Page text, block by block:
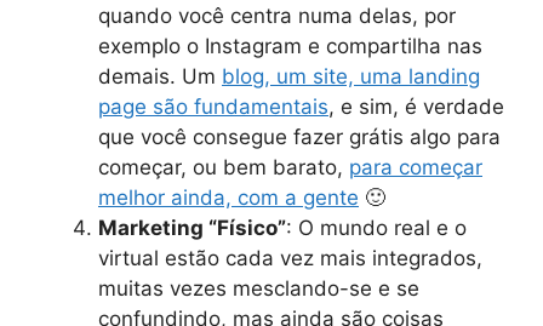
quando você centra numa delas, por
exemplo o Instagram e compartilha nas
demais. Um blog, um site, uma landing
page são fundamentais, e sim, é verdade
que você consegue fazer grátis algo para
começar, ou bem barato, para começar
melhor ainda, com a gente 🙂
Marketing “Físico”: O mundo real e o
virtual estão cada vez mais integrados,
muitas vezes mesclando-se e se
confundindo, mas ainda são coisas